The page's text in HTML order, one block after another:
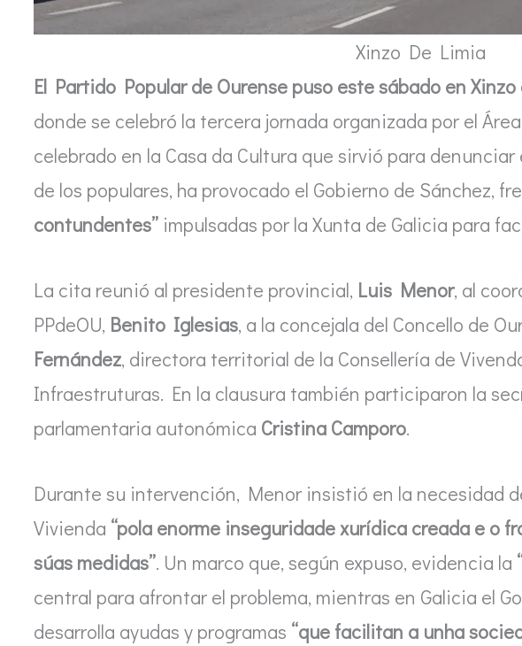
Xinzo De Limia
El Partido Popular de Ourense puso este sábado en
donde se celebró la tercera jornada organizada por el
celebrado en la Casa da Cultura que sirvió para denunciar
de los populares, ha provocado el Gobierno de Sánchez,
contundentes” impulsadas por la Xunta de Galicia para
La cita reunió al presidente provincial, Luis Menor, al
PPdeOU, Benito Iglesias, a la concejala del Concello de
Fernández, directora territorial de la Consellería de
Infraestruturas. En la clausura también participaron la
parlamentaria autonómica Cristina Camporo.
Durante su intervención, Menor insistió en la necesidad
Vivienda “pola enorme inseguridade xurídica creada e o
súas medidas”. Un marco que, según expuso, evidencia la
central para afrontar el problema, mientras en Galicia el
desarrolla ayudas y programas “que facilitan a unha